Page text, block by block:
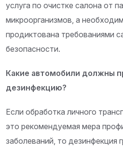
услуга по очистке салона от
микроорганизмов, а
продиктована требованиями
безопасности.
Какие автомобили должны
дезинфекцию?
Если обработка личного
это рекомендуемая мера
заболеваний, то дезинфекция